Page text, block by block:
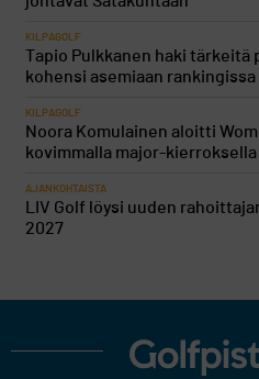
KILPAGOLF
Tapio Pulkkanen haki tärkeitä
kohensi asemiaan rankingissa
KILPAGOLF
Noora Komulainen aloitti
kovimmalla major-kierroksella
AJANKOHTAISTA
LIV Golf löysi uuden
2027